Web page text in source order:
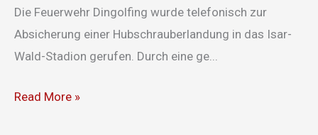
Die Feuerwehr Dingolfing wurde telefonisch zur
Absicherung einer Hubschrauberlandung in das Isar-
Wald-Stadion gerufen. Durch eine ge...
Read More »